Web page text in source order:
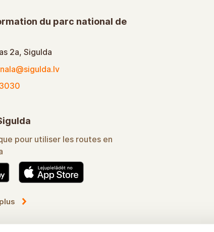
du parc national de
2a, Sigulda
pour utiliser les routes en